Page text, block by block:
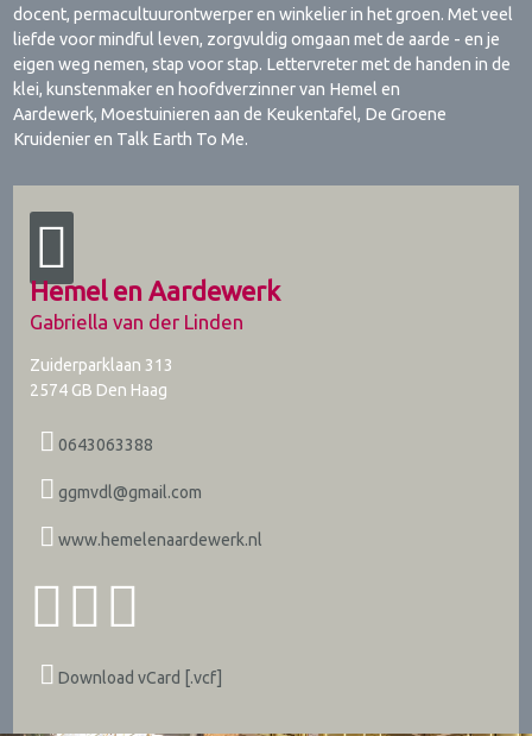
docent, permacultuurontwerper en winkelier in het groen. Met veel
liefde voor mindful leven, zorgvuldig omgaan met de aarde - en je
eigen weg nemen, stap voor stap. Lettervreter met de handen in de
klei, kunstenmaker en hoofdverzinner van Hemel en
Aardewerk, Moestuinieren aan de Keukentafel, De Groene
Kruidenier en Talk Earth To Me.
Hemel en Aardewerk
Gabriella van der Linden
Zuiderparklaan 313
2574 GB Den Haag
0643063388
ggmvdl@gmail.com
www.hemelenaardewerk.nl
Download vCard [.vcf]